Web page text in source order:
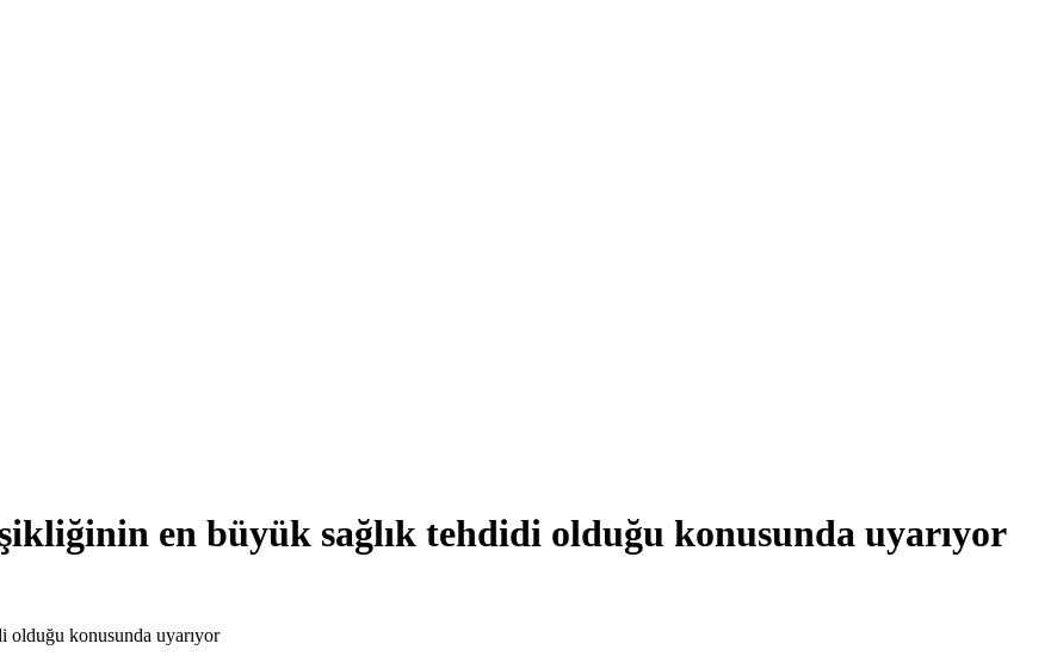
en büyük sağlık tehdidi olduğu konusunda uyarıyor
olduğu konusunda uyarıyor